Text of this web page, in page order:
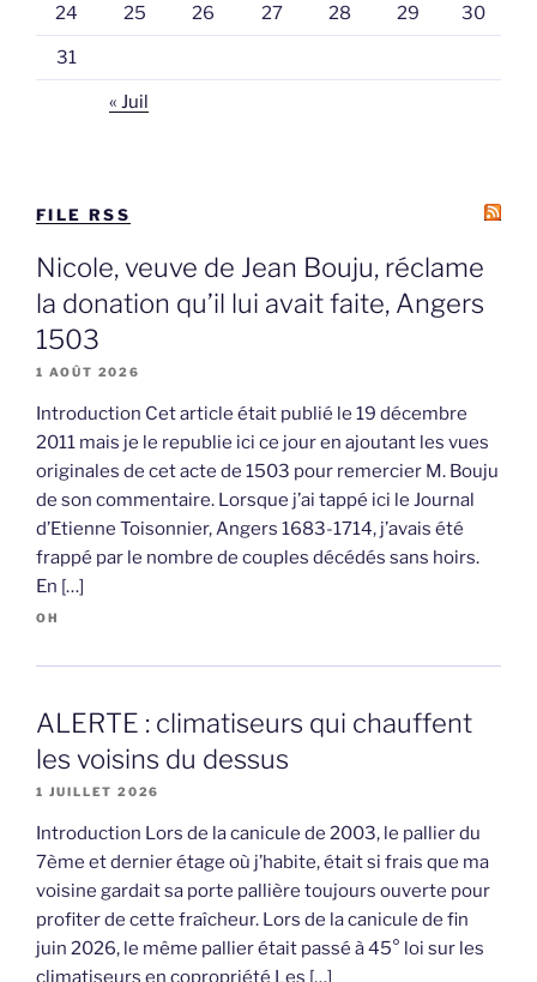
24 25 26 27 28 29 30
31
« Juil
FILE RSS
Nicole, veuve de Jean Bouju, réclame
la donation qu’il lui avait faite, Angers
1503
1 AOÛT 2026
Introduction Cet article était publié le 19 décembre
2011 mais je le republie ici ce jour en ajoutant les vues
originales de cet acte de 1503 pour remercier M. Bouju
de son commentaire. Lorsque j’ai tappé ici le Journal
d’Etienne Toisonnier, Angers 1683-1714, j’avais été
frappé par le nombre de couples décédés sans hoirs.
En […]
OH
ALERTE : climatiseurs qui chauffent
les voisins du dessus
1 JUILLET 2026
Introduction Lors de la canicule de 2003, le pallier du
7ème et dernier étage où j’habite, était si frais que ma
voisine gardait sa porte pallière toujours ouverte pour
profiter de cette fraîcheur. Lors de la canicule de fin
juin 2026, le même pallier était passé à 45° loi sur les
climatiseurs en copropriété Les […]